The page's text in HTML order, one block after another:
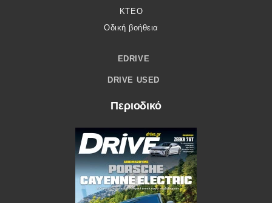
ΚΤΕΟ
Οδική βοήθεια
EDRIVE
DRIVE USED
Περιοδικό